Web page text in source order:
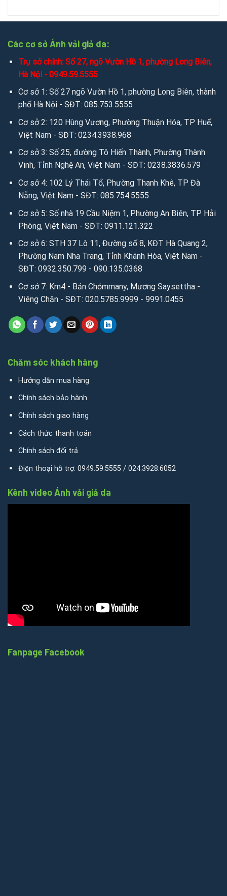
Các cơ sở Ánh vải giả da:
Trụ sở chính: Số 27, ngõ Vườn Hồ 1, phường Long Biên,
Hà Nội - 0949.59.5555
Cơ sở 1: Số 27 ngõ Vườn Hồ 1, phường Long Biên, thành
phố Hà Nội - SĐT: 085.753.5555
Cơ sở 2: 120 Hùng Vương, Phường Thuận Hóa, TP Huế,
Việt Nam - SĐT: 0234.3938.968
Cơ sở 3: Số 25, đường Tô Hiến Thành, Phường Thành
Vinh, Tỉnh Nghệ An, Việt Nam - SĐT: 0238.3836.579
Cơ sở 4: 102 Lý Thái Tổ, Phường Thanh Khê, TP Đà
Nẵng, Việt Nam - SĐT: 085.754.5555
Cơ sở 5: Số nhà 19 Cầu Niệm 1, Phường An Biên, TP Hải
Phòng, Việt Nam - SĐT: 0911.121.322
Cơ sở 6: STH 37 Lô 11, Đường số 8, KĐT Hà Quang 2,
Phường Nam Nha Trang, Tỉnh Khánh Hòa, Việt Nam -
SĐT: 0932.350.799 - 090.135.0368
Cơ sở 7: Km4 - Bản Chỏmmany, Mương Saysettha -
Viêng Chăn - SĐT: 020.5785.9999 - 9991.0455
Chăm sóc khách hàng
Hướng dẫn mua hàng
Chính sách bảo hành
Chính sách giao hàng
Cách thức thanh toán
Chính sách đổi trả
Điện thoại hỗ trợ: 0949.59.5555 / 024.3928.6052
Kênh video Ánh vải giả da
Fanpage Facebook